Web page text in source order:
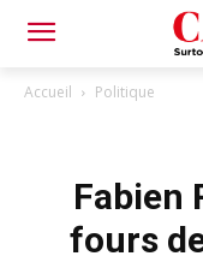
Accueil Politique
Fabien
fours